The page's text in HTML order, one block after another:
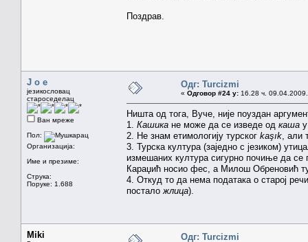
Поздрав.
J o e
језикословац
староседелац
Ван мреже
Пол:
Организација:
Име и презиме:
Струка:
Поруке: 1.688
Одг: Turcizmi
« Одговор #24 у: 16.28 ч.
Ништа од тога, Вуче, није поуздан
1. Кашика не може да се изведе од каша
2. Не знам етимологију турског kaşık , али
3. Турска култура (заједно с језиком)
измешаних култура сигурно почиње да се
Караџић носио фес, а Милош Обреновић
4. Откуд то да нема података о старој
постало жлица).
Miki Одг: Turcizmi